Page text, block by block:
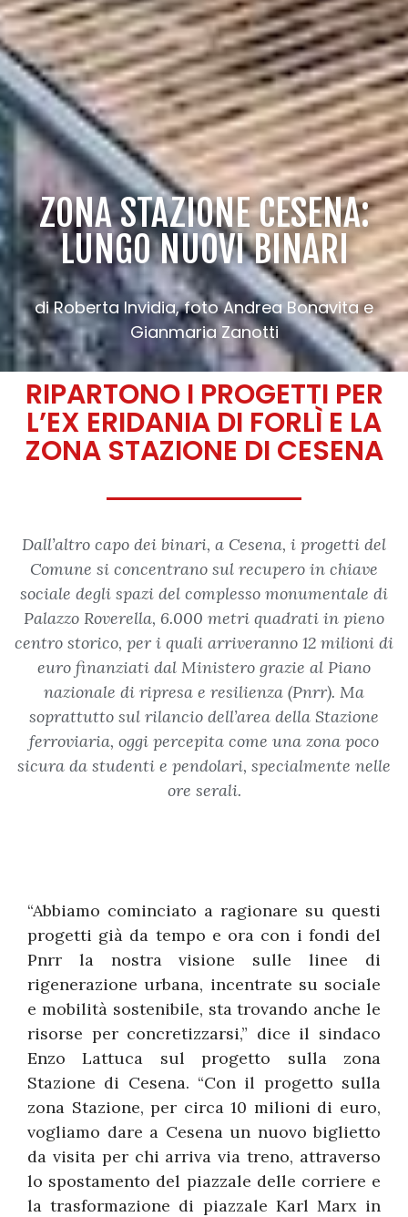
ZONA STAZIONE CESENA:
LUNGO NUOVI BINARI
di Roberta Invidia, foto Andrea Bonavita e
Gianmaria Zanotti
RIPARTONO I PROGETTI PER
L’EX ERIDANIA DI FORLÌ E LA
ZONA STAZIONE DI CESENA
Dall’altro capo dei binari, a Cesena, i progetti del
Comune si concentrano sul recupero in chiave
sociale degli spazi del complesso monumentale di
Palazzo Roverella, 6.000 metri quadrati in pieno
centro storico, per i quali arriveranno 12 milioni di
euro finanziati dal Ministero grazie al Piano
nazionale di ripresa e resilienza (Pnrr). Ma
soprattutto sul rilancio dell’area della Stazione
ferroviaria, oggi percepita come una zona poco
sicura da studenti e pendolari, specialmente nelle
ore serali.
“Abbiamo cominciato a ragionare su questi
progetti già da tempo e ora con i fondi del
Pnrr la nostra visione sulle linee di
rigenerazione urbana, incentrate su sociale
e mobilità sostenibile, sta trovando anche le
risorse per concretizzarsi,” dice il sindaco
Enzo Lattuca sul progetto sulla zona
Stazione di Cesena. “Con il progetto sulla
zona Stazione, per circa 10 milioni di euro,
vogliamo dare a Cesena un nuovo biglietto
da visita per chi arriva via treno, attraverso
lo spostamento del piazzale delle corriere e
la trasformazione di piazzale Karl Marx in